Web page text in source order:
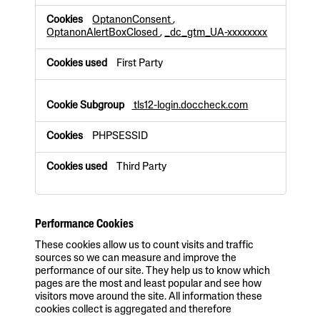
r
t
y
o
o
k
e
s
OptanonConsent,
OptanonAlertBoxClosed,_dc_gtm_UA-xxxxxxxx
First Party
tls12-login.doccheck.com
PHPSESSID
Third Party
Performance Cookies
These cookies allow us to count visits and traffic
sources so we can measure and improve the
performance of our site. They help us to know which
pages are the most and least popular and see how
visitors move around the site. All information these
cookies collect is aggregated and therefore